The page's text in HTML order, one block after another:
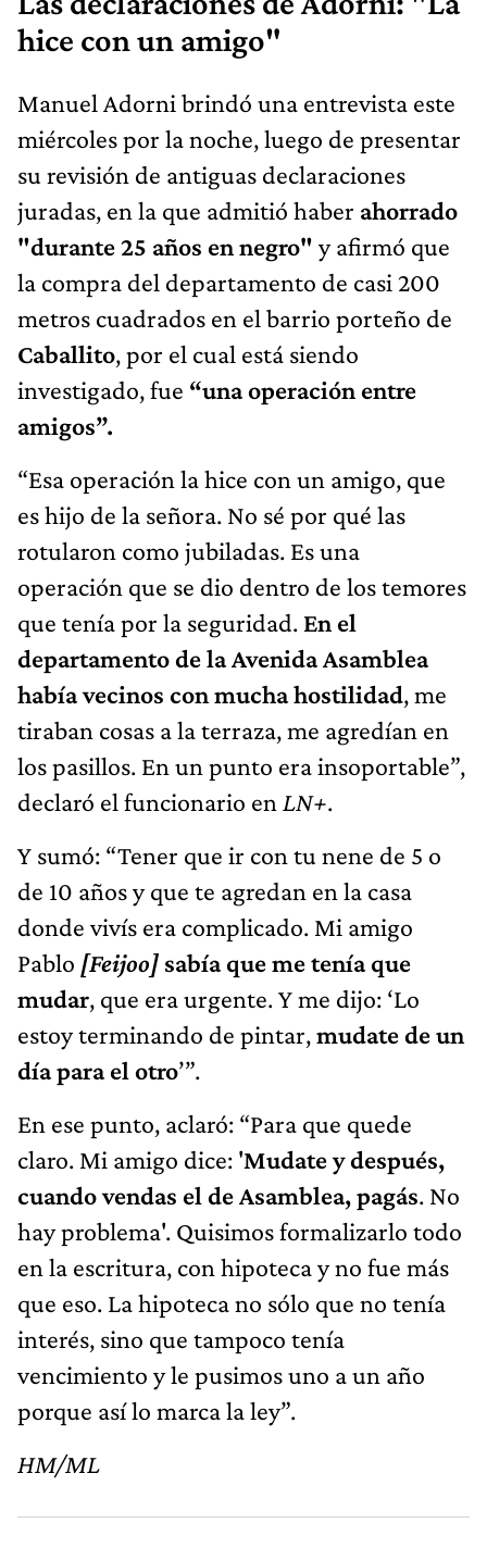
hice con un amigo"
Manuel Adorni brindó una entrevista este
miércoles por la noche, luego de presentar
su revisión de antiguas declaraciones
juradas, en la que admitió haber ahorrado
"durante 25 años en negro" y afirmó que
la compra del departamento de casi 200
metros cuadrados en el barrio porteño de
Caballito, por el cual está siendo
investigado, fue “una operación entre
amigos”.
“Esa operación la hice con un amigo, que
es hijo de la señora. No sé por qué las
rotularon como jubiladas. Es una
operación que se dio dentro de los temores
que tenía por la seguridad. En el
departamento de la Avenida Asamblea
había vecinos con mucha hostilidad, me
tiraban cosas a la terraza, me agredían en
los pasillos. En un punto era insoportable”,
declaró el funcionario en LN+.
Y sumó: “Tener que ir con tu nene de 5 o
de 10 años y que te agredan en la casa
donde vivís era complicado. Mi amigo
Pablo [Feijoo] sabía que me tenía que
mudar, que era urgente. Y me dijo: ‘Lo
estoy terminando de pintar,mudate de un
día para el otro’”.
En ese punto, aclaró: “Para que quede
claro. Mi amigo dice: 'Mudate y después,
cuando vendas el de Asamblea, pagás. No
hay problema'. Quisimos formalizarlo todo
en la escritura, con hipoteca y no fue más
que eso. La hipoteca no sólo que no tenía
interés, sino que tampoco tenía
vencimiento y le pusimos uno a un año
porque así lo marca la ley”.
HM/ML